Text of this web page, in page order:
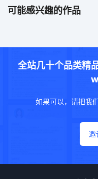
可能感兴趣的作品
全站几十个品类精
如果可以，请把我
邀